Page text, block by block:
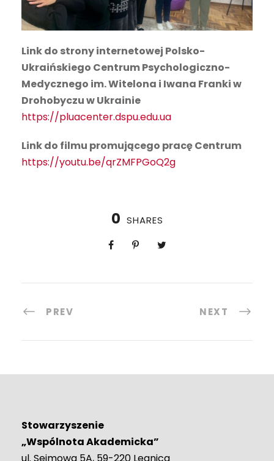
Link do strony internetowej Polsko-
Ukraińskiego Centrum Psychologiczno-
Medycznego im. Witelona i Iwana Franki w
Drohobyczu w Ukrainie
https://pluacenter.dspu.edu.ua
Link do filmu promującego pracę Centrum
https://youtu.be/qrZMFPGoQ2g
0 SHARES
PREV NEXT
Stowarzyszenie
„Wspólnota Akademicka”